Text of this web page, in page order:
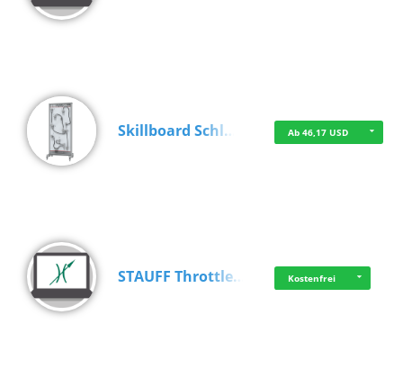
Skillboard Schl… Ab 46,17 USD
STAUFF Throttle… Kostenfrei